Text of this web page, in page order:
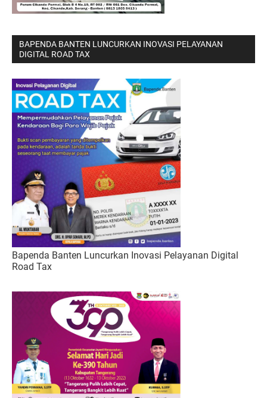
BAPENDA BANTEN LUNCURKAN INOVASI PELAYANAN
DIGITAL ROAD TAX
Bapenda Banten Luncurkan Inovasi Pelayanan Digital
Road Tax